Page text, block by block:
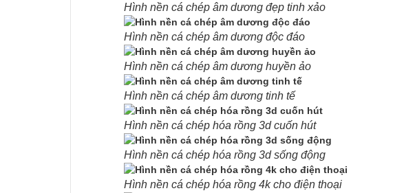
Hình nền cá chép âm dương đẹp tinh xảo
Hình nền cá chép âm dương độc đáo
Hình nền cá chép âm dương huyền ảo
Hình nền cá chép âm dương tinh tế
Hình nền cá chép hóa rồng 3d cuốn hút
Hình nền cá chép hóa rồng 3d sống động
Hình nền cá chép hóa rồng 4k cho điện thoại